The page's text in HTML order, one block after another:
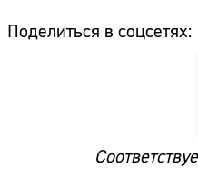
Поделиться в соцсетях: